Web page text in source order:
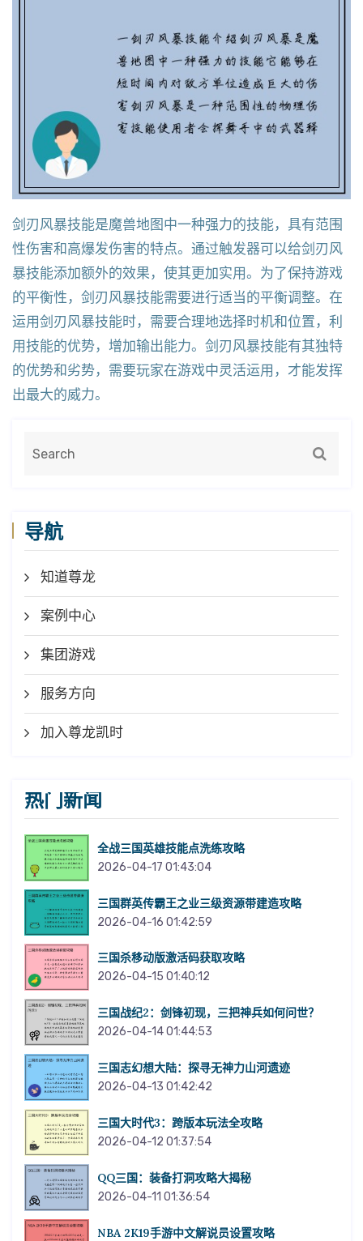
剑刃风暴技能是魔兽地图中一种强力的技能，具有范围
性伤害和高爆发伤害的特点。通过触发器可以给剑刃风
暴技能添加额外的效果，使其更加实用。为了保持游戏
的平衡性，剑刃风暴技能需要进行适当的平衡调整。在
运用剑刃风暴技能时，需要合理地选择时机和位置，利
用技能的优势，增加输出能力。剑刃风暴技能有其独特
的优势和劣势，需要玩家在游戏中灵活运用，才能发挥
出最大的威力。
导航
知道尊龙
案例中心
集团游戏
服务方向
加入尊龙凯时
热门新闻
全战三国英雄技能点洗练攻略
2026-04-17 01:43:04
三国群英传霸王之业三级资源带建造攻略
2026-04-16 01:42:59
三国杀移动版激活码获取攻略
2026-04-15 01:40:12
三国战纪2：剑锋初现，三把神兵如何问世？
2026-04-14 01:44:53
三国志幻想大陆：探寻无神力山河遗迹
2026-04-13 01:42:42
三国大时代3：跨版本玩法全攻略
2026-04-12 01:37:54
QQ三国：装备打洞攻略大揭秘
2026-04-11 01:36:54
NBA 2K19手游中文解说员设置攻略